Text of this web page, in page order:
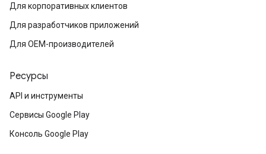
Для корпоративных клиентов
Для разработчиков приложений
Для OEM-производителей
Ресурсы
API и инструменты
Сервисы Google Play
Консоль Google Play